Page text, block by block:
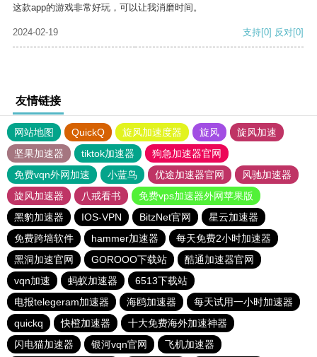
这款app的游戏非常好玩，可以让我消磨时间。
2024-02-19 支持[0] 反对[0]
友情链接
网站地图 QuickQ 旋风加速度器 旋风
旋风加速
坚果加速器
tiktok加速器
狗急加速器官网
免费vqn外网加速
小蓝鸟 优途加速器官网
风驰加速器
旋风加速器
八戒看书
免费vps加速器外网苹果版
黑豹加速器
IOS-VPN BitzNet官网
星云加速器
免费跨墙软件
hammer加速器
每天免费2小时加速器
黑洞加速官网
GOROOO下载站
酷通加速器官网
vqn加速
蚂蚁加速器
6513下载站
电报telegeram加速器
海鸥加速器
每天试用一小时加速器
quickq
快橙加速器
十大免费海外加速神器
闪电猫加速器
银河vqn官网 飞机加速器